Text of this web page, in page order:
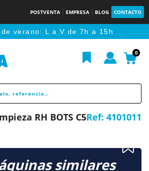
POSTVENTA EMPRESA BLOG CONTACTO
verano: L a V de 7h a 15h
0
RH BOTS C5Ref: 4101011
similares